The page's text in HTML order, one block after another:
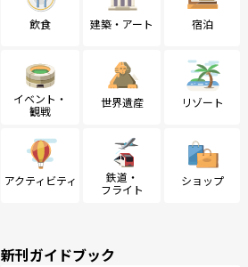
飲食 建築・アート 宿泊
イベント・
観戦
世界遺産 リゾート
アクティビティ
鉄道・
フライト
ショップ
新刊ガイドブック